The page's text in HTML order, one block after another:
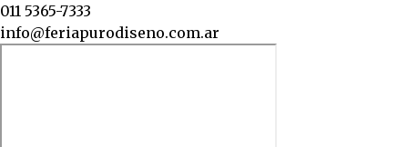
011 5365-7333
info@feriapurodiseno.com.ar